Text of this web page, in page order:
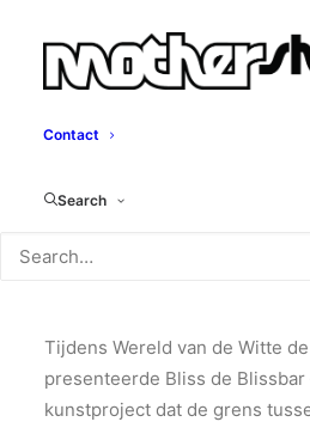
Contact
Search
Blissbar
Bliss, 2005
Tijdens Wereld van de Witte
presenteerde Bliss de
kunstproject dat de grens